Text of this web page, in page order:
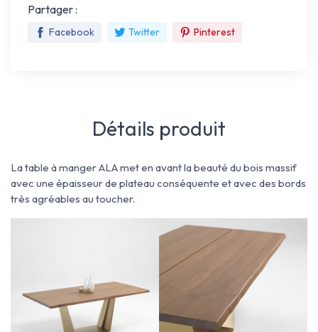
Partager :
Facebook Twitter Pinterest
Détails produit
La table à manger ALA met en avant la beauté du bois massif
avec une épaisseur de plateau conséquente et avec des bords
très agréables au toucher.